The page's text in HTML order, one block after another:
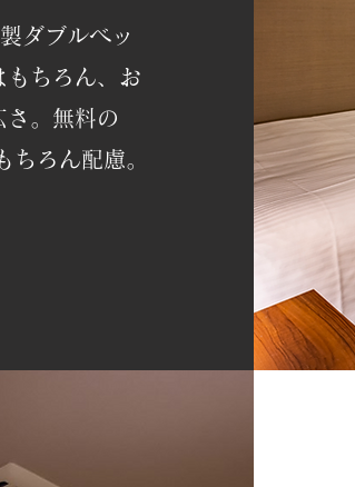
ダブルベッ
もちろん、お
さ。無料の
ろん配慮。